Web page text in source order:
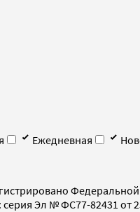
Ежедневная
Эл № ФС77-82431 от